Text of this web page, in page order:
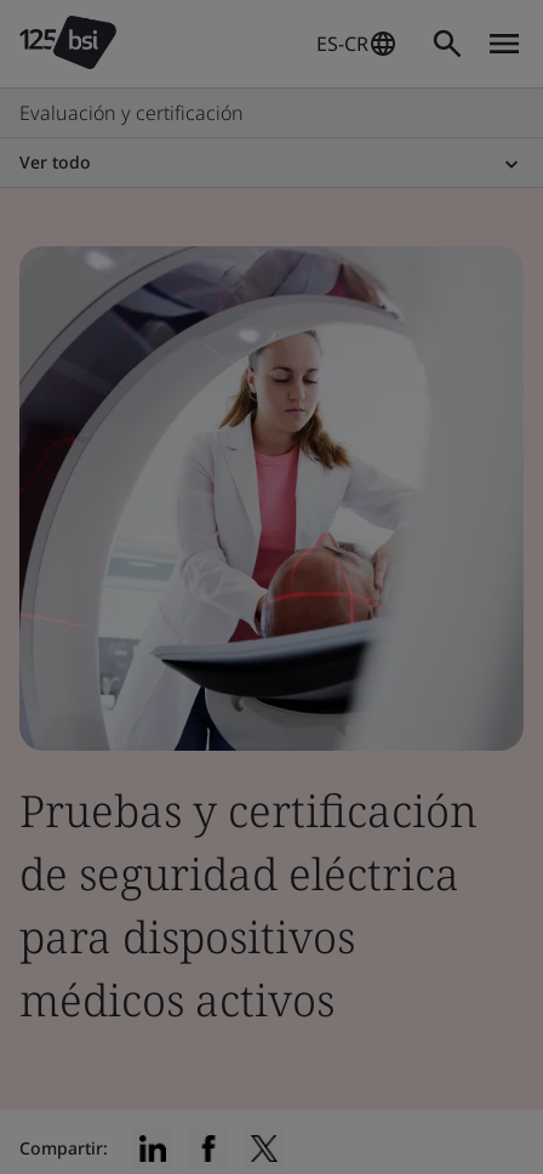
ES-CR
Evaluación y certificación
Ver todo
Pruebas y certificación
de seguridad eléctrica
para dispositivos
médicos activos
Compartir: